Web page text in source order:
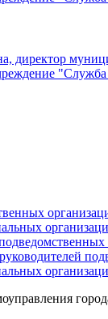
директор
"Служба